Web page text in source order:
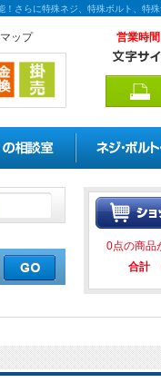
さらに特殊ネジ、特殊ボルト、特
ップ 営業時
の割引
0点の商品
合計